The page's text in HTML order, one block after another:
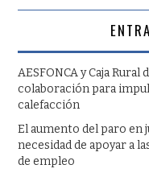
AESFONCA y Caja
colaboración para
calefacción
El aumento del paro en
necesidad de apoyar a
de empleo